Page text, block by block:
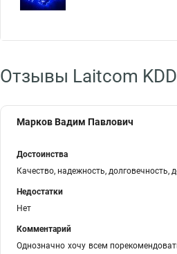
Отзывы Laitcom
Марков Вадим Павлович
Достоинства
Качество, надежность, долговечность,
Недостатки
Нет
Комментарий
Однозначно хочу всем